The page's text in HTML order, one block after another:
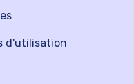
d'utilisation